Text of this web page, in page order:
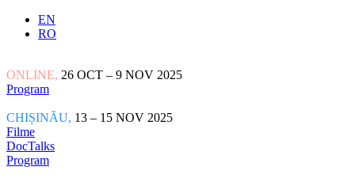
EN
RO
ONLINE, 26 OCT – 9 NOV 2025
Program
CHIȘINĂU, 13 – 15 NOV 2025
Filme
DocTalks
Program